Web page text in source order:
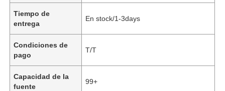
Tiempo de
entrega
En stock/1-3days
Condiciones de
pago
T/T
Capacidad de la
fuente
99+